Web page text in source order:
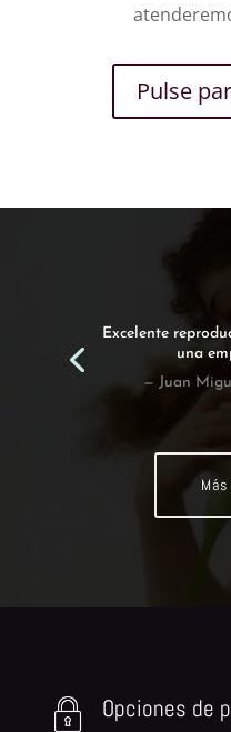
Pulse
Excelente
una
— Juan
Opciones de